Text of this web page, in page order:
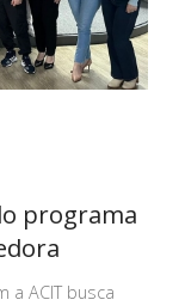
programa
a ACIT busca